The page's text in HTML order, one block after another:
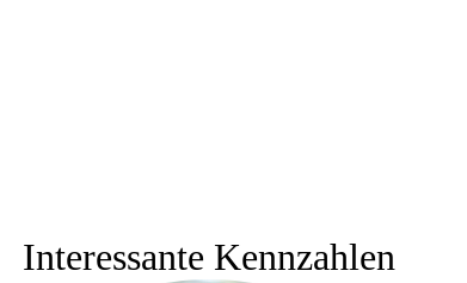
Interessante Kennzahlen